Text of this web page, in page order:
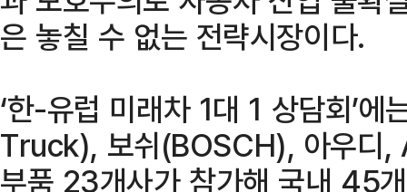
은 놓칠 수 없는 전략시장이다.
‘한-유럽 미래차 1대 1 상담회’
Truck), 보쉬(BOSCH), 아우디,
부품 23개사가 참가해 국내 45